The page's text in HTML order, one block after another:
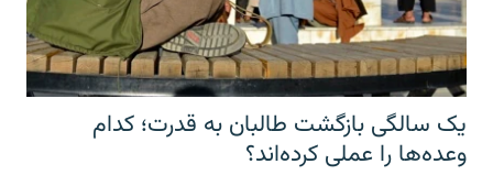
یک سالگی بازگشت طالبان به قدرت؛ کدام
وعده‌ها را عملی کرده‌اند؟